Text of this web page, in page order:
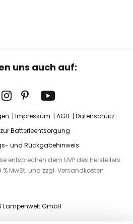
uns auch auf:
Impressum AGB
Datenschutz
Batterieentsorgung
und Rückgabehinweis
entsprechen dem UVP des Herstellers.
% MwSt. und zzgl. Versandkosten
Lampenwelt GmbH